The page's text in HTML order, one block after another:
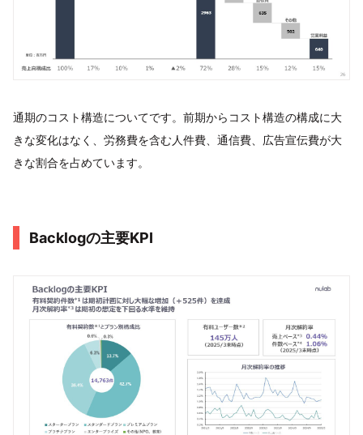
通期のコスト構造についてです。前期からコスト構造の構成に大
きな変化はなく、労務費を含む人件費、通信費、広告宣伝費が大
きな割合を占めています。
Backlogの主要KPI